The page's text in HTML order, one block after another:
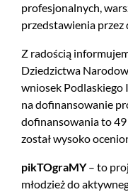
profesjonalnych,
przedstawienia przez
Z radością
Dziedzictwa
wniosek
na dofinansowanie
dofinansowania to
został wysoko
pikTOgraMY– to
młodzież do